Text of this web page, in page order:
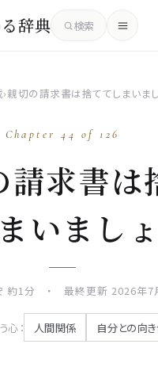
辞典 検索
›親切の請求書は捨ててしまいまし
Chapter 44 of 126
請求書は
いまし
約1分 ・ 最終更新 2026年7
心： 人間関係 自分との向